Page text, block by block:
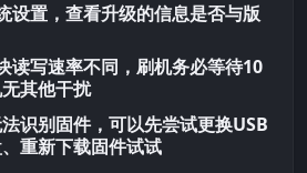
设置，查看升级的信息是否与版
读写速率不同，刷机务必等待10
其他干扰
识别固件，可以先尝试更换USB
重新下载固件试试